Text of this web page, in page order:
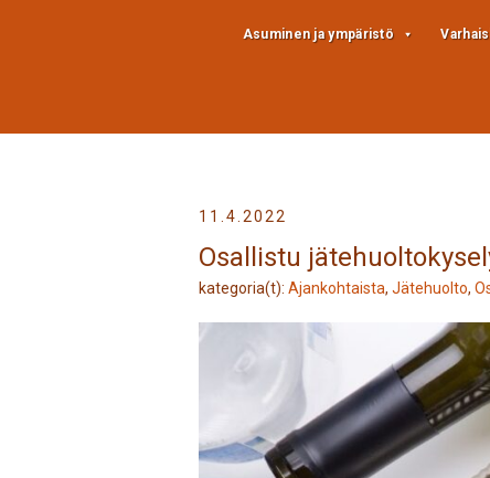
Asuminen ja ympäristö
11.4.2022
Osallistu
kategoria(t): Ajankohtaista, Jätehuolto,